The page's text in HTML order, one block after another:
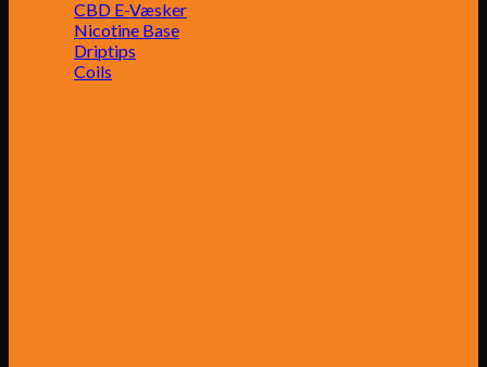
CBD E-Væsker
Nicotine Base
Driptips
Coils